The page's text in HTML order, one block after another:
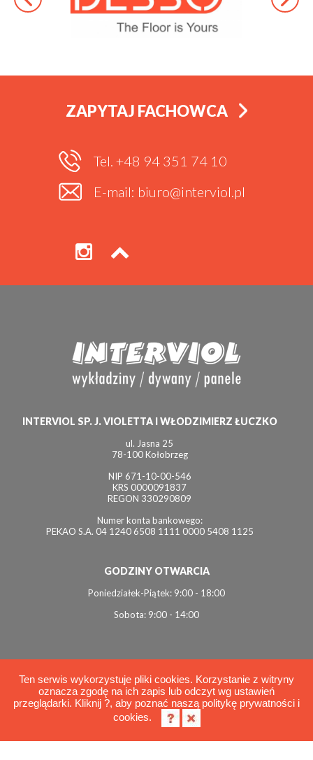
ZAPYTAJ FACHOWCA
Tel. +48 94 351 74 10
E-mail: biuro@interviol.pl
INTERVIOL SP. J. VIOLETTA I WŁODZIMIERZ ŁUCZKO
ul. Jasna 25
78-100 Kołobrzeg
NIP 671-10-00-546
KRS 0000091837
REGON 330290809
Numer konta bankowego:
PEKAO S.A. 04 1240 6508 1111 0000 5408 1125
GODZINY OTWARCIA
Poniedziałek-Piątek: 9:00 - 18:00
Sobota: 9:00 - 14:00
© 2026 Interviol
Polityka cookies
Ten serwis wykorzystuje pliki cookies. Korzystanie z witryny
oznacza zgodę na ich zapis lub odczyt wg ustawień
przeglądarki. Kliknij ?, aby poznać naszą politykę prywatności i
cookies.